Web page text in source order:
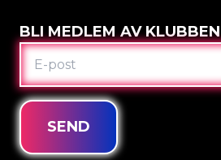
BLI MEDLEM AV KLUBBEN
E-
POST
SEND